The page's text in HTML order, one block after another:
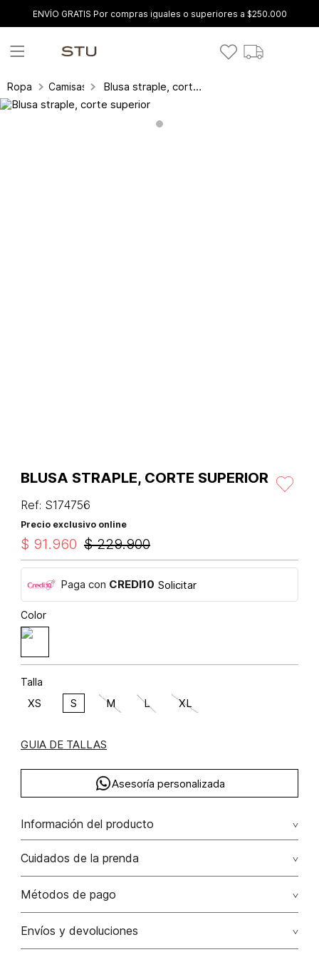
ENVÍO GRATIS Por compras iguales o superiores a $250.000
Ropa Camisas y blusas Blusa straple, corte superior
BLUSA STRAPLE, CORTE SUPERIOR
Ref: S174756
Precio exclusivo online
$ 229.900
$ 91.960
Paga con CREDI10 Solicitar
Color
Talla
XS S M L XL
GUIA DE TALLAS
Asesoría personalizada
Información del producto
algodón 63% poliéster 33% rayón 3% elastano 1%
Cuidados de la prenda
Lavar con colores similares. no secar en máquina. los
No usar lejia
Métodos de pago
Tarjetas de crédito: Visa, Dinners, Master Card y American
Envíos y devoluciones